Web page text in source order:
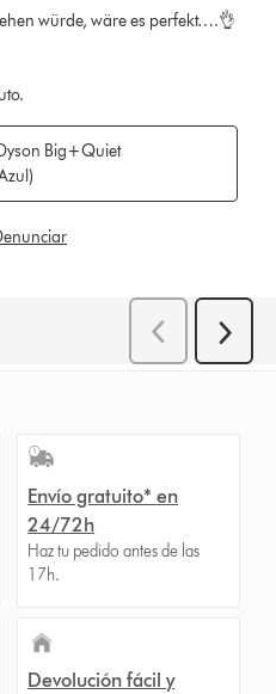
Envío gratuito* en
24/72h
Haz tu pedido antes de las
17h.
Devolución fácil y